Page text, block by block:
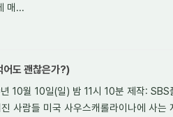
매...
도 괜찮은가?)
10월 10일(일) 밤 11시 10분 제작: SBS
사람들 미국 사우스캐롤라이나에 사는